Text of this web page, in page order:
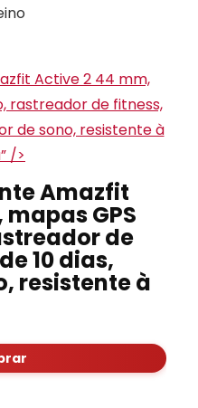
Active 2 44 mm,
rastreador de fitness,
de sono, resistente à
/>
Amazfit
GPS
de
10 dias,
resistente à